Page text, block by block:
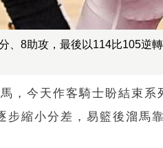
、8助攻，最後以114比105逆
，今天作客騎士盼結束
步縮小分差，易籃後溜